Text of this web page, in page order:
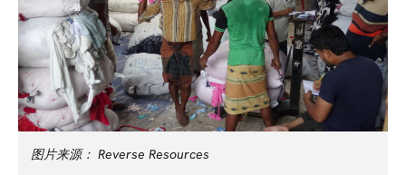
图片来源： Reverse Resources